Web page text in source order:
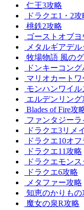
仁王3攻略
ドラクエ1・2攻
桃鉄2攻略
ゴーストオブ
メタルギアデ
牧場物語 風の
ドンキーコン
マリオカート
モンハンワイル
エルデンリング
Blades of Fire攻
ファンタジー
ドラクエ3リメ
ドラクエ10オ
ドラクエ11攻略
ドラクエモン
ドラクエ6攻略
メタファー攻略
知恵のかりもの
魔女の泉R攻略